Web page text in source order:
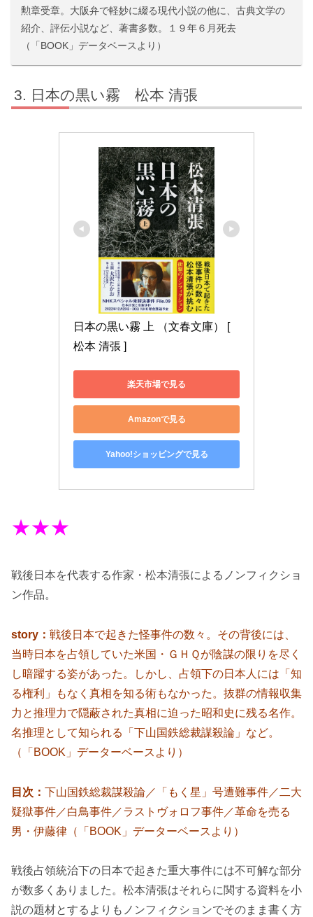
勲章受章。大阪弁で軽妙に綴る現代小説の他に、古典文学の
紹介、評伝小説など、著書多数。１９年６月死去
（「BOOK」データベースより）
日本の黒い霧 松本 清張
日本の黒い霧 上 （文春文庫） [
松本 清張 ]
楽天市場で見る
Amazonで見る
Yahoo!ショッピングで見る
★★★
戦後日本を代表する作家・松本清張によるノンフィクショ
ン作品。
story： 戦後日本で起きた怪事件の数々。その背後には、
当時日本を占領していた米国・ＧＨＱが陰謀の限りを尽く
し暗躍する姿があった。しかし、占領下の日本人には「知
る権利」もなく真相を知る術もなかった。抜群の情報収集
力と推理力で隠蔽された真相に迫った昭和史に残る名作。
名推理として知られる「下山国鉄総裁謀殺論」など。
（「BOOK」データーベースより）
目次： 下山国鉄総裁謀殺論／「もく星」号遭難事件／二大
疑獄事件／白鳥事件／ラストヴォロフ事件／革命を売る
男・伊藤律（「BOOK」データーベースより）
戦後占領統治下の日本で起きた重大事件には不可解な部分
が数多くありました。松本清張はそれらに関する資料を小
説の題材とするよりもノンフィクションでそのまま書く方